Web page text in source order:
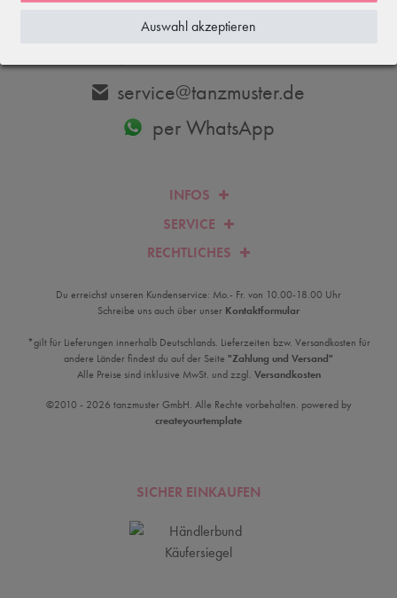
INFOS
SERVICE
RECHTLICHES
DU HAST FRAGEN? WIR HELFEN DIR GERNE WEITER.
service@tanzmuster.de
per WhatsApp
Du erreichst unseren Kundenservice: Mo.- Fr. von 10.00-18.00 Uhr
Schreibe uns auch über unser Kontaktformular
*gilt für Lieferungen innerhalb Deutschlands. Lieferzeiten bzw. Versandkosten für
andere Länder findest du auf der Seite "Zahlung und Versand"
Alle Preise sind inklusive MwSt. und zzgl. Versandkosten
©2010 - 2026 tanzmuster GmbH. Alle Rechte vorbehalten. powered by
createyourtemplate
SICHER EINKAUFEN
Auswahl akzeptieren